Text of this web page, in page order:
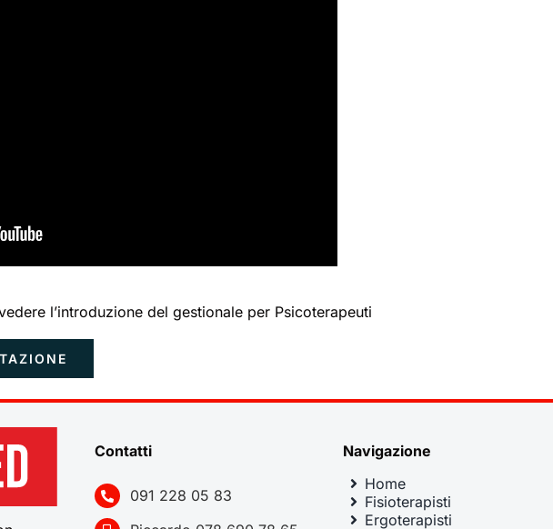
l’introduzione del gestionale per Psicoterapeuti
Contatti
091 228 05 83
Navigazione
Home
Fisioterapisti
Ergoterapisti